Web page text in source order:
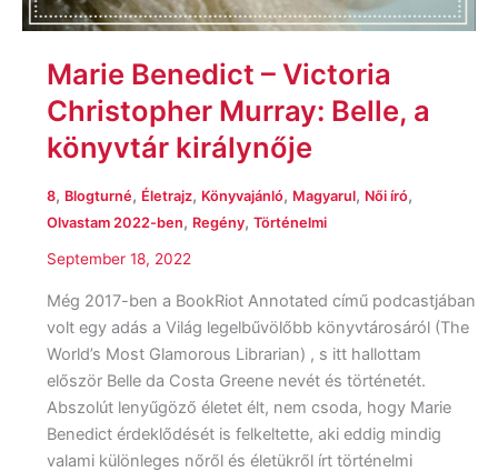
Marie Benedict – Victoria
Christopher Murray: Belle, a
könyvtár királynője
8, Blogturné, Életrajz, Könyvajánló, Magyarul, Női író,
Olvastam 2022-ben, Regény, Történelmi
September 18, 2022
Még 2017-ben a BookRiot Annotated című podcastjában
volt egy adás a Világ legelbűvölőbb könyvtárosáról (The
World’s Most Glamorous Librarian) , s itt hallottam
először Belle da Costa Greene nevét és történetét.
Abszolút lenyűgöző életet élt, nem csoda, hogy Marie
Benedict érdeklődését is felkeltette, aki eddig mindig
valami különleges nőről és életükről írt történelmi